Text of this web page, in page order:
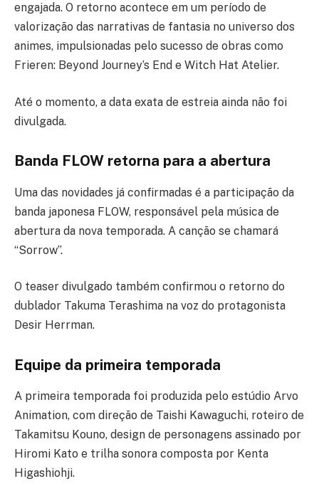
engajada. O retorno acontece em um período de
valorização das narrativas de fantasia no universo dos
animes, impulsionadas pelo sucesso de obras como
Frieren: Beyond Journey’s End e Witch Hat Atelier.
Até o momento, a data exata de estreia ainda não foi
divulgada.
Banda FLOW retorna para a abertura
Uma das novidades já confirmadas é a participação da
banda japonesa FLOW, responsável pela música de
abertura da nova temporada. A canção se chamará
“Sorrow”.
O teaser divulgado também confirmou o retorno do
dublador Takuma Terashima na voz do protagonista
Desir Herrman.
Equipe da primeira temporada
A primeira temporada foi produzida pelo estúdio Arvo
Animation, com direção de Taishi Kawaguchi, roteiro de
Takamitsu Kouno, design de personagens assinado por
Hiromi Kato e trilha sonora composta por Kenta
Higashiohji.